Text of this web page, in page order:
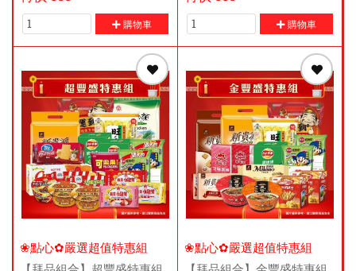
購物車 購物車
❀點心✿嚴選超值特惠組
❀點心✿嚴選超值特惠組